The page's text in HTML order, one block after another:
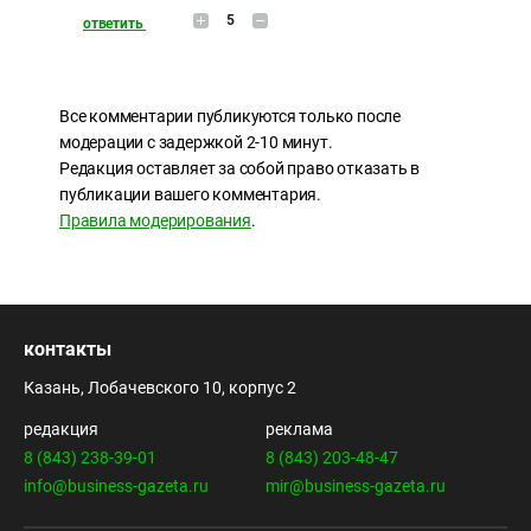
ответить 5
Все комментарии публикуются только после
модерации с задержкой 2-10 минут.
Редакция оставляет за собой право отказать в
публикации вашего комментария.
Правила модерирования.
контакты
Казань, Лобачевского 10, корпус 2
редакция
8 (843) 238-39-01
info@business-gazeta.ru
реклама
8 (843) 203-48-47
mir@business-gazeta.ru